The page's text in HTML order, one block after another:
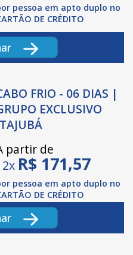
pessoa em apto duplo no
DE CRÉDITO
FRIO - 06 DIAS |
EXCLUSIVO
partir de
R$ 171,57
pessoa em apto duplo no
DE CRÉDITO